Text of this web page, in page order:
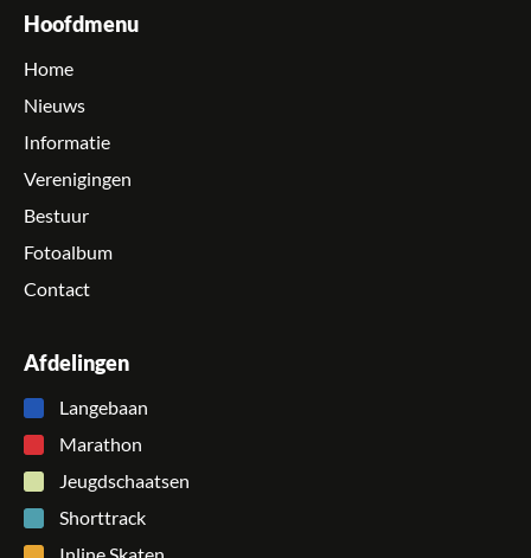
Hoofdmenu
Home
Nieuws
Informatie
Verenigingen
Bestuur
Fotoalbum
Contact
Afdelingen
Langebaan
Marathon
Jeugdschaatsen
Shorttrack